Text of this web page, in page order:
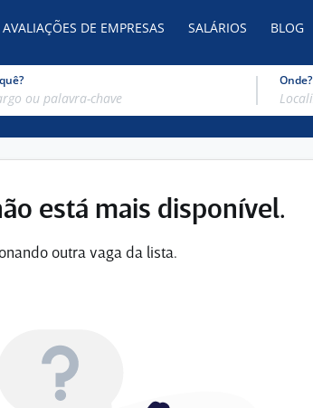
AVALIAÇÕES DE EMPRESAS SALÁRIOS BLOG
Onde?
está mais disponível.
outra vaga da lista.